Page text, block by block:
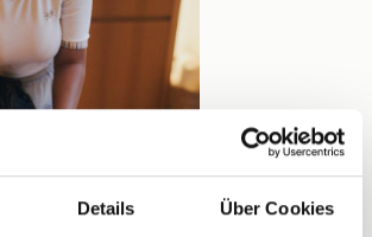
Details Über Cookies